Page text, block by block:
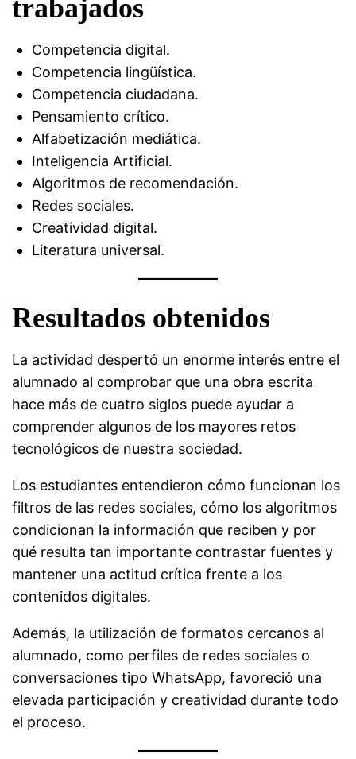
trabajados
Competencia digital.
Competencia lingüística.
Competencia ciudadana.
Pensamiento crítico.
Alfabetización mediática.
Inteligencia Artificial.
Algoritmos de recomendación.
Redes sociales.
Creatividad digital.
Literatura universal.
Resultados obtenidos
La actividad despertó un enorme interés entre el
alumnado al comprobar que una obra escrita
hace más de cuatro siglos puede ayudar a
comprender algunos de los mayores retos
tecnológicos de nuestra sociedad.
Los estudiantes entendieron cómo funcionan los
filtros de las redes sociales, cómo los algoritmos
condicionan la información que reciben y por
qué resulta tan importante contrastar fuentes y
mantener una actitud crítica frente a los
contenidos digitales.
Además, la utilización de formatos cercanos al
alumnado, como perfiles de redes sociales o
conversaciones tipo WhatsApp, favoreció una
elevada participación y creatividad durante todo
el proceso.